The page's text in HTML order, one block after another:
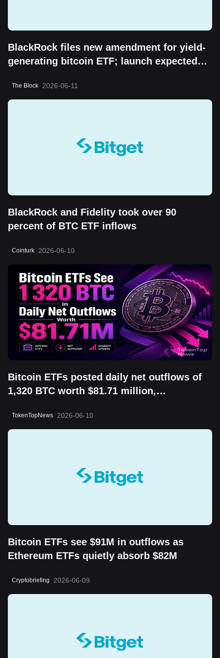
BlackRock files new amendment for yield-
generating bitcoin ETF; launch expected
The Block 2026-06-11
BlackRock and Fidelity took over 90
percent of BTC ETF inflows
Cointurk 2026-06-10
Bitcoin ETFs posted daily net outflows of
1,320 BTC worth $81.71 million,
short-term sentiment.
TokenTopNews 2026-06-10
Bitcoin ETFs see $91M in outflows as
Ethereum ETFs quietly absorb $82M
Cryptobriefing 2026-06-09